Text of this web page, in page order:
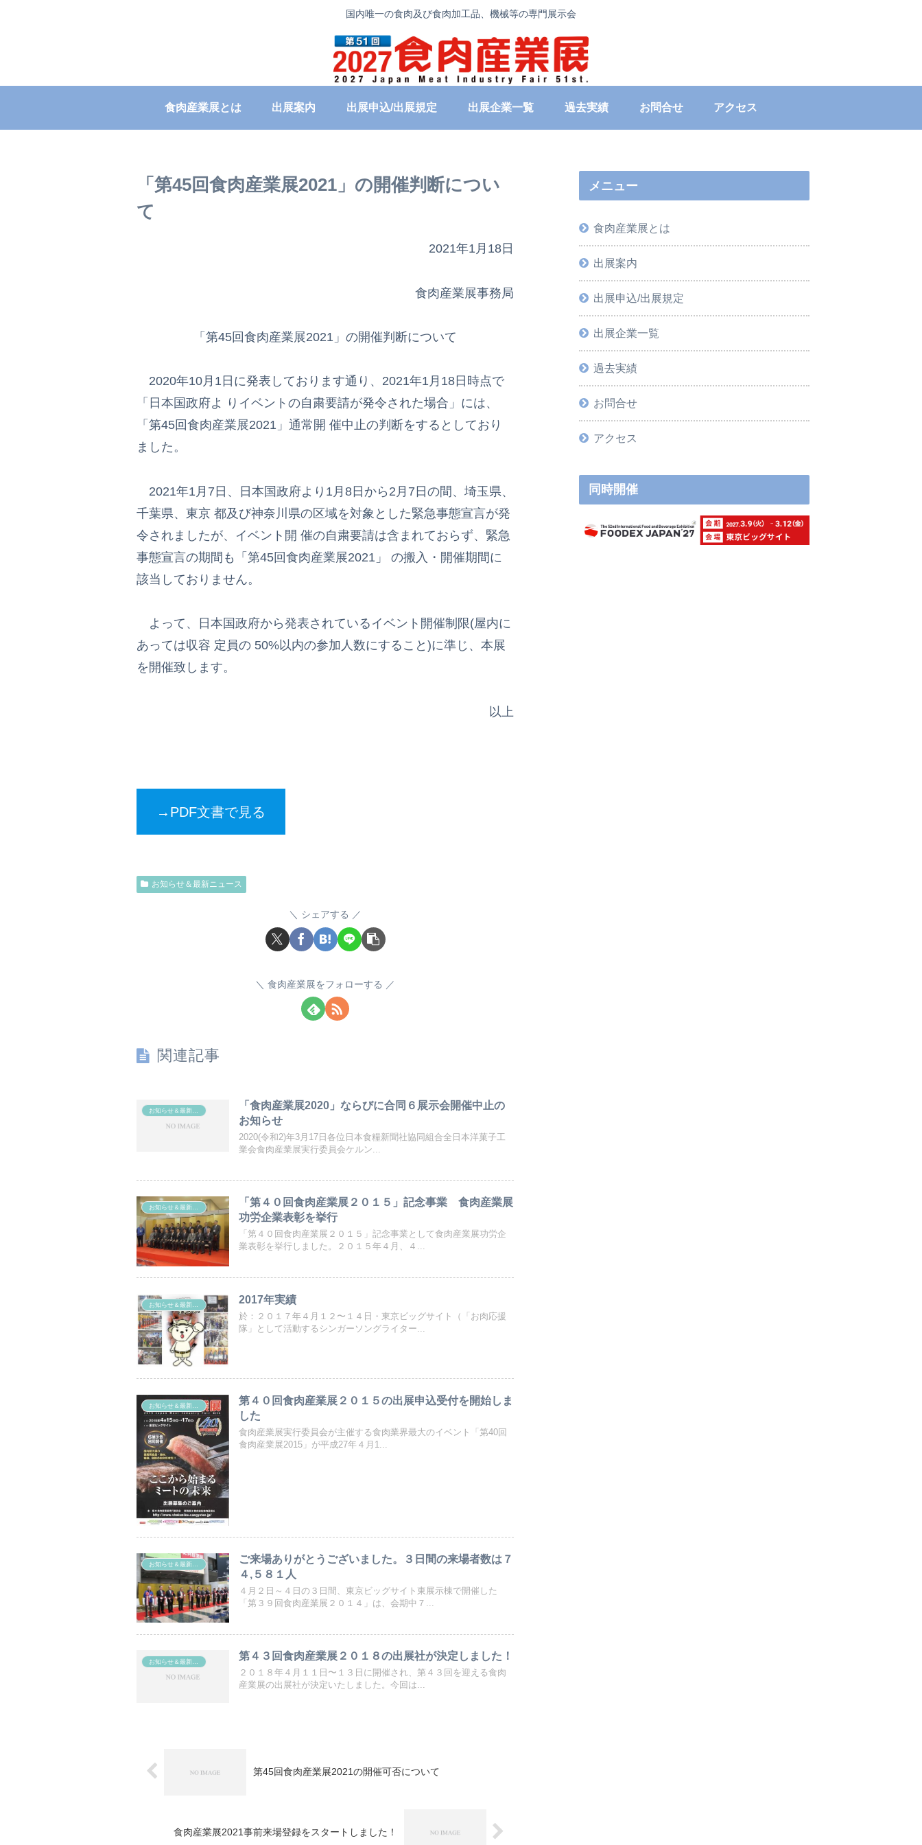
国内唯一の食肉及び食肉加工品、機械等の専門展示会
食肉産業展とは 出展案内 出展申込/出展規定 出展企業一覧 過去実績 お問合せ アクセス
「第45回食肉産業展2021」の開催判断につい
て
2021年1月18日
食肉産業展事務局
「第45回食肉産業展2021」の開催判断について
2020年10月1日に発表しております通り、2021年1月18日時点で
「日本国政府よ りイベントの自粛要請が発令された場合」には、
「第45回食肉産業展2021」通常開 催中止の判断をするとしており
ました。
2021年1月7日、日本国政府より1月8日から2月7日の間、埼玉県、
千葉県、東京 都及び神奈川県の区域を対象とした緊急事態宣言が発
令されましたが、イベント開 催の自粛要請は含まれておらず、緊急
事態宣言の期間も「第45回食肉産業展2021」 の搬入・開催期間に
該当しておりません。
よって、日本国政府から発表されているイベント開催制限(屋内に
あっては収容 定員の 50%以内の参加人数にすること)に準じ、本展
を開催致します。
以上
→PDF文書で見る
お知らせ＆最新ニュース
シェアする
食肉産業展をフォローする
関連記事
お知らせ＆最新ニュース
「食肉産業展2020」ならびに合同６展示会開催中止の
お知らせ
2020(令和2)年3月17日各位日本食糧新聞社協同組合全日本洋菓子工
業会食肉産業展実行委員会ケルン...
お知らせ＆最新ニュース
「第４０回食肉産業展２０１５」記念事業 食肉産業展
功労企業表彰を挙行
「第４０回食肉産業展２０１５」記念事業として食肉産業展功労企
業表彰を挙行しました。２０１５年４月、４...
2017年実績
於：２０１７年４月１２〜１４日・東京ビッグサイト（「お肉応援
隊」として活動するシンガーソングライター...
第４０回食肉産業展２０１５の出展申込受付を開始しま
した
食肉産業展実行委員会が主催する食肉業界最大のイベント「第40回
食肉産業展2015」が平成27年４月1...
お知らせ＆最新ニュース
ご来場ありがとうございました。３日間の来場者数は７
４,５８１人
４月２日～４日の３日間、東京ビッグサイト東展示棟で開催した
「第３９回食肉産業展２０１４」は、会期中７...
第４３回食肉産業展２０１８の出展社が決定しました！
２０１８年４月１１日〜１３日に開催され、第４３回を迎える食肉
産業展の出展社が決定いたしました。今回は...
第45回食肉産業展2021の開催可否について
食肉産業展2021事前来場登録をスタートしました！
メニュー
食肉産業展とは
出展案内
出展申込/出展規定
出展企業一覧
過去実績
お問合せ
アクセス
同時開催